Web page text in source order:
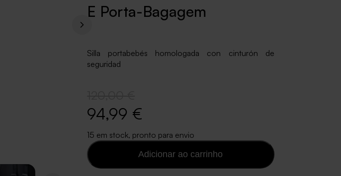
E Porta-Bagagem
Silla portabebés homologada con cinturón de
seguridad
94,99 €
15 em stock, pronto para envio
Adicionar ao carrinho